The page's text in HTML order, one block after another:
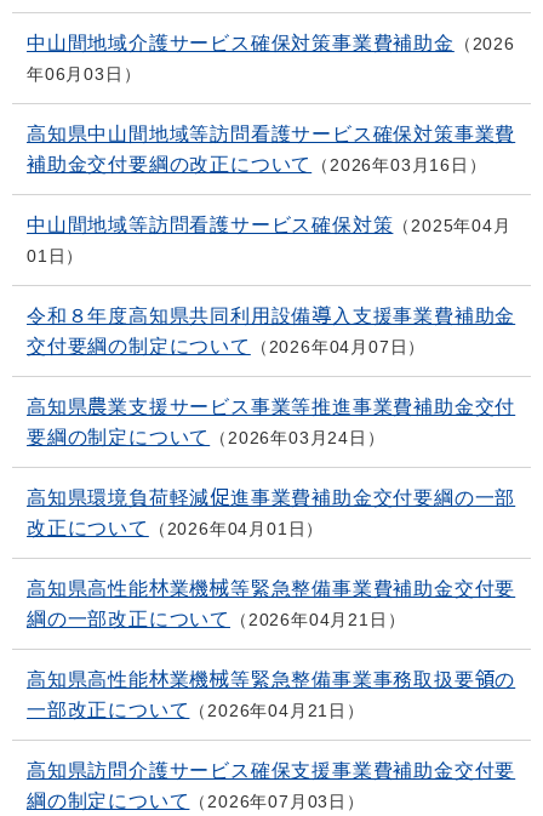
中山間地域介護サービス確保対策事業費補助金
2026
年06月03日
高知県中山間地域等訪問看護サービス確保対策事業費
補助金交付要綱の改正について
2026年03月16日
中山間地域等訪問看護サービス確保対策
2025年04月
01日
令和８年度高知県共同利用設備導入支援事業費補助金
交付要綱の制定について
2026年04月07日
高知県農業支援サービス事業等推進事業費補助金交付
要綱の制定について
2026年03月24日
高知県環境負荷軽減促進事業費補助金交付要綱の一部
改正について
2026年04月01日
高知県高性能林業機械等緊急整備事業費補助金交付要
綱の一部改正について
2026年04月21日
高知県高性能林業機械等緊急整備事業事務取扱要領の
一部改正について
2026年04月21日
高知県訪問介護サービス確保支援事業費補助金交付要
綱の制定について
2026年07月03日